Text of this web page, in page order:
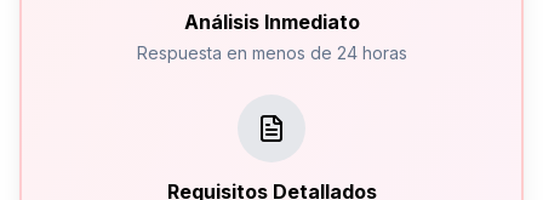
Análisis Inmediato
Respuesta en menos de 24 horas
Requisitos Detallados